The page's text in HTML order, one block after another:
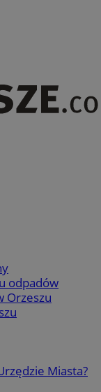
odpadów
Orzeszu
Miasta?